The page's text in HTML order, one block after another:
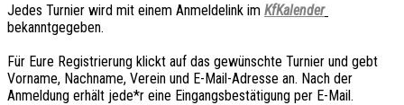
Jedes Turnier wird mit einem Anmeldelink im KfKalender
bekanntgegeben.
Für Eure Registrierung klickt auf das gewünschte Turnier und gebt
Vorname, Nachname, Verein und E-Mail-Adresse an. Nach der
Anmeldung erhält jede*r eine Eingangsbestätigung per E-Mail.